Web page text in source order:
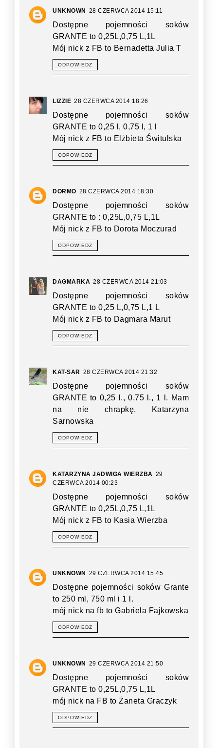
UNKNOWN 28 CZERWCA 2014 15:11
Dostępne pojemności soków
GRANTE to 0,25L,0,75 L,1L
Mój nick z FB to Bernadetta Julia T
ODPOWIEDZ
LIZZIE 28 CZERWCA 2014 18:26
Dostępne pojemności soków
GRANTE to 0,25 l, 0,75 l, 1 l
Mój nick z FB to Elżbieta Świtulska
ODPOWIEDZ
DORMO 28 CZERWCA 2014 18:30
Dostępne pojemności soków
GRANTE to : 0,25L,0,75 L,1L
Mój nick z FB to Dorota Moczurad
ODPOWIEDZ
DAGMARKA 28 CZERWCA 2014 21:03
Dostępne pojemności soków
GRANTE to 0,25 L,0,75 L,1 L
Mój nick z FB to Dagmara Marut
ODPOWIEDZ
KAT-SAR 28 CZERWCA 2014 21:32
Dostępne pojemności soków
GRANTE to 0,25 l., 0,75 l., 1 l. Mam
na nie chrapkę, Katarzyna
Sarnowska
ODPOWIEDZ
KATARZYNA JADWIGA WIERZBA 29
CZERWCA 2014 00:23
Dostępne pojemności soków
GRANTE to 0,25L,0,75 L,1L
Mój nick z FB to Kasia Wierzba
ODPOWIEDZ
UNKNOWN 29 CZERWCA 2014 15:45
Dostępne pojemności soków Grante
to 250 ml, 750 ml i 1 l.
mój nick na fb to Gabriela Fajkowska
ODPOWIEDZ
UNKNOWN 29 CZERWCA 2014 21:50
Dostępne pojemności soków
GRANTE to 0,25L,0,75 L,1L
mój nick na FB to Żaneta Graczyk
ODPOWIEDZ